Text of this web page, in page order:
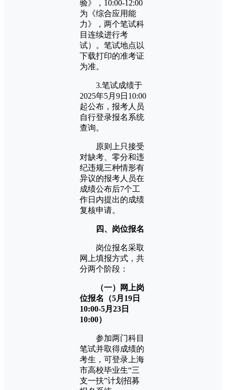
验》，10:00-12:00
为《综合应用能
力》，两个笔试科
目连续进行考
试）。笔试地点以
下载打印的准考证
为准。
3.笔试成绩于
2025年5月9日10:00
起公布，报考人员
自行登录报名系统
查询。
原则上只接受
对缺考、零分和违
纪违规三种情形有
异议的报考人员在
成绩公布后7个工
作日内提出的成绩
复核申请。
四、岗位报名
岗位报名采取
网上填报方式，共
分两个阶段：
（一）网上岗
位报名
（5月19日
10:00-5月23日
10:00）
参加两门科目
笔试并取得成绩的
考生，可登录上海
市高校毕业生“三
支一扶”计划招募